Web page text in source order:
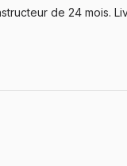
de 24 mois.